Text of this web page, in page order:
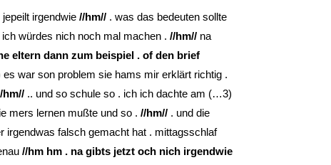
irgendwie //hm// . was das bedeuten sollte
ich würdes nich noch mal machen . //hm// na
eltern dann zum beispiel . of den brief
war son problem sie hams mir erklärt richtig .
hm// .. und so schule so . ich ich dachte am (…3)
mers lernen mußte und so . //hm// . und die
irgendwas falsch gemacht hat . mittagsschlaf
//hm hm . na gibts jetzt och nich irgendwie